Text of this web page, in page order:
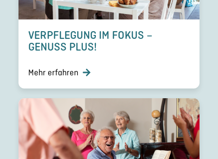
VERPFLE­GUNG IM FOKUS –
GENUSS PLUS!
Mehr erfahren